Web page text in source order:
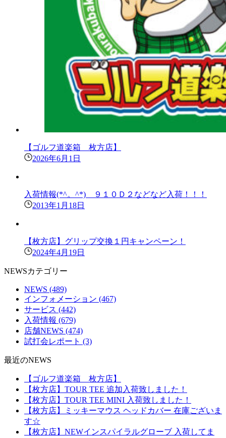
【ゴルフ道楽箱 枚方店】
2026年6月1日
入荷情報(*^。^*) ９１０Ｄ２などなど入荷！！！
2013年1月18日
【枚方店】グリップ交換１円キャンペーン！
2024年4月19日
NEWSカテゴリー
NEWS (489)
インフォメーション (467)
サービス (442)
入荷情報 (679)
店舗NEWS (474)
試打会レポート (3)
最近のNEWS
【ゴルフ道楽箱 枚方店】
【枚方店】TOUR TEE 追加入荷致しました！
【枚方店】TOUR TEE MINI 入荷致しました！
【枚方店】ミッキーマウス ヘッドカバー 在庫ございま
す☆
【枚方店】NEWインスパイラルグローブ 入荷してま